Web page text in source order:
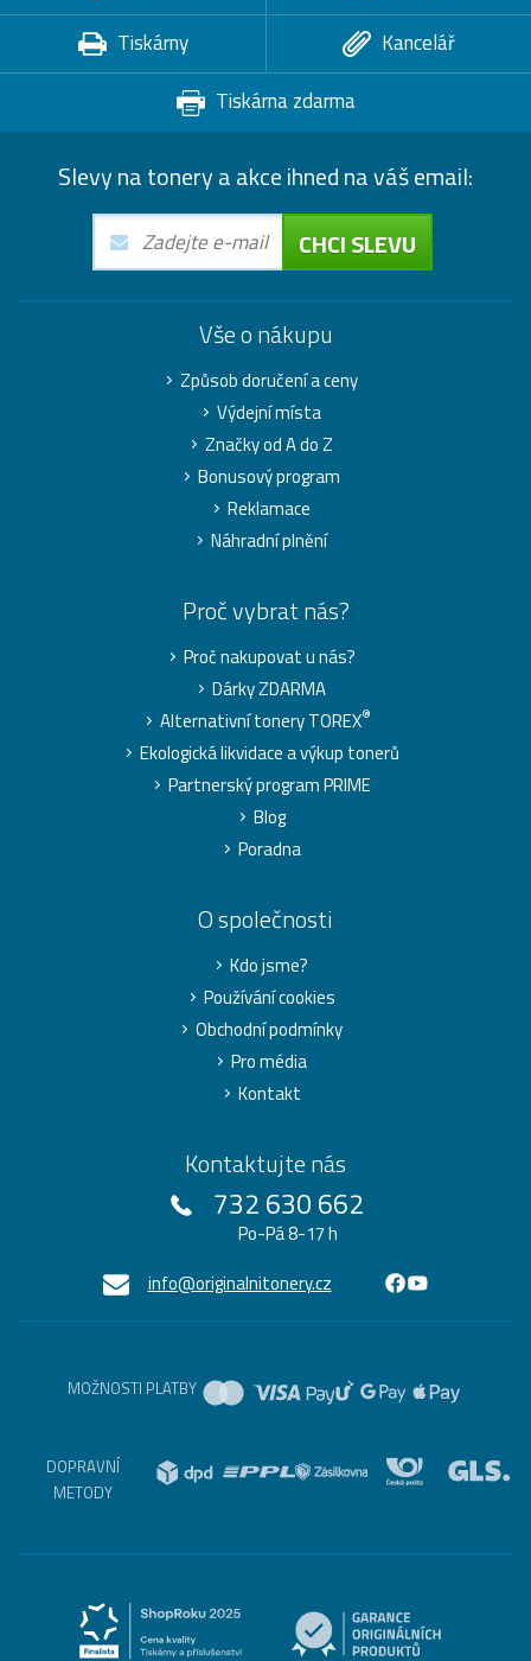
Tiskárny
Kancelář
Tiskárna zdarma
Slevy na tonery a akce ihned na váš email:
CHCI SLEVU
Vše o nákupu
Způsob doručení a ceny
Výdejní místa
Značky od A do Z
Bonusový program
Reklamace
Náhradní plnění
Proč vybrat nás?
Proč nakupovat u nás?
Dárky ZDARMA
Alternativní tonery TOREX®
Ekologická likvidace a výkup tonerů
Partnerský program PRIME
Blog
Poradna
O společnosti
Kdo jsme?
Používání cookies
Obchodní podmínky
Pro média
Kontakt
Kontaktujte nás
732 630 662
Po-Pá 8-17 h
info@originalnitonery.cz
MOŽNOSTI PLATBY
DOPRAVNÍ
METODY